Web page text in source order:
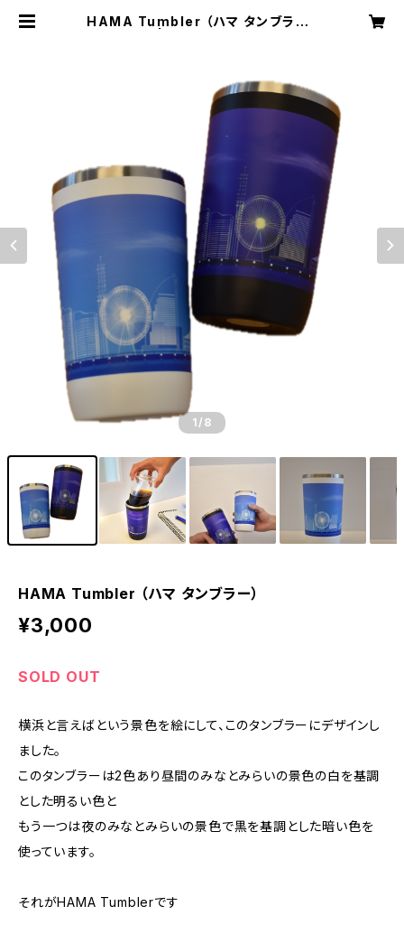
HAMA Tumbler （ハマ タンブラー）
1 /8
HAMA Tumbler （ハマ タンブラー）
¥3,000
SOLD OUT
横浜と言えばという景色を絵にして、このタンブラーにデザインし
ました。
このタンブラーは2色あり昼間のみなとみらいの景色の白を基調
とした明るい色と
もう一つは夜のみなとみらいの景色で黒を基調とした暗い色を
使っています。
それがHAMA Tumblerです